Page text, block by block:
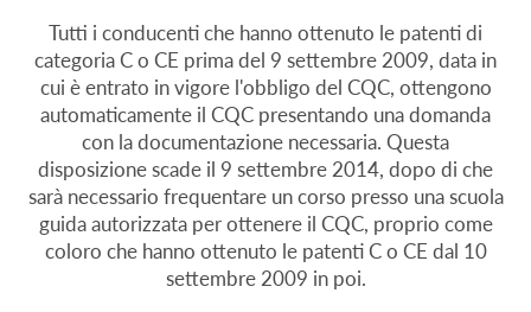
Tutti i conducenti che hanno ottenuto le patenti di
categoria C o CE prima del 9 settembre 2009, data in
cui è entrato in vigore l'obbligo del CQC, ottengono
automaticamente il CQC presentando una domanda
con la documentazione necessaria. Questa
disposizione scade il 9 settembre 2014, dopo di che
sarà necessario frequentare un corso presso una scuola
guida autorizzata per ottenere il CQC, proprio come
coloro che hanno ottenuto le patenti C o CE dal 10
settembre 2009 in poi.